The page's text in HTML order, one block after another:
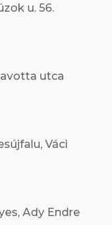
u. 56.
utca
Váci
Ady Endre